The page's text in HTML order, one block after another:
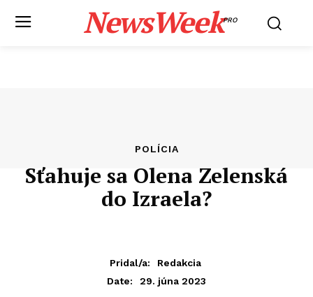
NewsWeekPRO
POLÍCIA
Sťahuje sa Olena Zelenská
do Izraela?
Pridal/a:
Redakcia
Date:
29. júna 2023